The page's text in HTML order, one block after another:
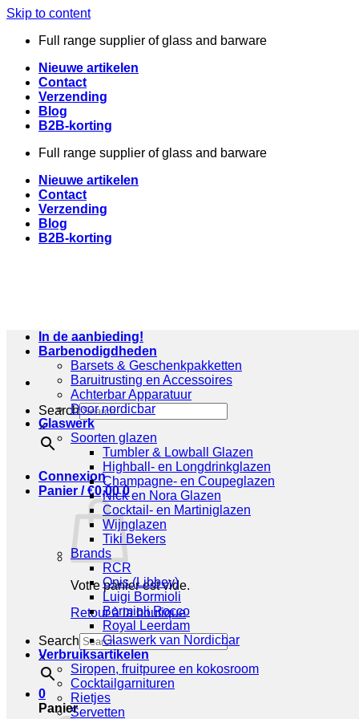
Skip to content
Full range supplier of glass and barware
Nieuwe artikelen
Contact
Verzending
Blog
B2B-korting
Full range supplier of glass and barware
Nieuwe artikelen
Contact
Verzending
Blog
B2B-korting
Search
×
Connexion
Panier /€0,00 0
Votre panier est vide.
Retour à la boutique
Search
×
0
Panier
In de aanbieding!
Barbenodigdheden
Barsets & Geschenkpakketten
Baruitrusting en Accessoires
Achterbar Apparatuur
Door nordicbar
Glaswerk
Soorten glazen
Tumbler & Lowball Glazen
Highball- en Longdrinkglazen
Champagne- en Coupeglazen
Nick en Nora Glazen
Cocktail- en Martiniglazen
Wijnglazen
Tiki Bekers
Brands
RCR
Onis (Libbey)
Luigi Bormioli
Bormioli Rocco
Royal Leerdam
Glaswerk van Nordicbar
Verbruiksartikelen
Siropen, fruitpuree en kokosroom
Cocktailgarnituren
Rietjes
Servetten